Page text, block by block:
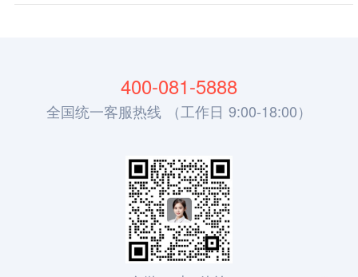
400-081-5888
全国统一客服热线 （工作日 9:00-18:00）